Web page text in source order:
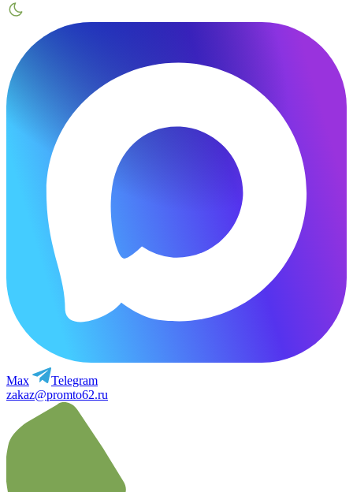
Max
Telegram
zakaz@promto62.ru